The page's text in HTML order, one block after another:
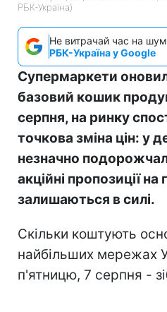
РБК-Україна)
Не витрачай час на
РБК-Україна у Google
Супермаркети
базовий кошик
серпня, на ринку
точкова зміна цін: у
незначно
акційні пропозиції на
залишаються в силі.
Скільки коштують
найбільших мережах
п'ятницю, 7 серпня -